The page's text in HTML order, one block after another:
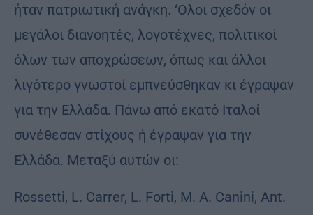
ήταν πατριωτική ανάγκη. ‘Ολοι σχεδόν οι
μεγάλοι διανοητές, λογοτέχνες, πολιτικοί
όλων των αποχρώσεων, όπως και άλλοι
λιγότερο γνωστοί εμπνεύσθηκαν κι έγραψαν
για την Ελλάδα. Πάνω από εκατό Ιταλοί
συνέθεσαν στίχους ή έγραψαν για την
Ελλάδα. Μεταξύ αυτών οι:
Rossetti, L. Carrer, L. Forti, Μ. Α. Canini, Ant.